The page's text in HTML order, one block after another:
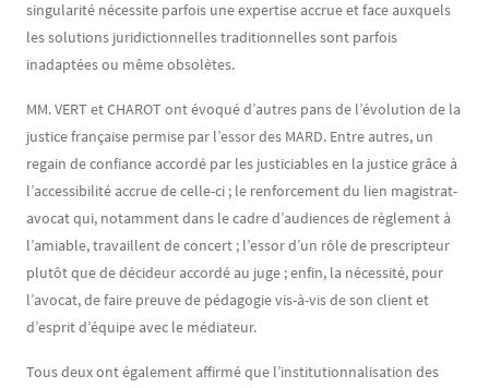
singularité nécessite parfois une expertise accrue et face auxquels
les solutions juridictionnelles traditionnelles sont parfois
inadaptées ou même obsolètes.
MM. VERT et CHAROT ont évoqué d’autres pans de l’évolution de la
justice française permise par l’essor des MARD. Entre autres, un
regain de confiance accordé par les justiciables en la justice grâce à
l’accessibilité accrue de celle-ci ; le renforcement du lien magistrat-
avocat qui, notamment dans le cadre d’audiences de règlement à
l’amiable, travaillent de concert ; l’essor d’un rôle de prescripteur
plutôt que de décideur accordé au juge ; enfin, la nécessité, pour
l’avocat, de faire preuve de pédagogie vis-à-vis de son client et
d’esprit d’équipe avec le médiateur.
Tous deux ont également affirmé que l’institutionnalisation des